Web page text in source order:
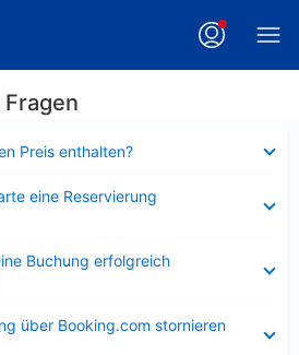
Preis enthalten?
eine Reservierung
Buchung erfolgreich
über Booking.com stornieren